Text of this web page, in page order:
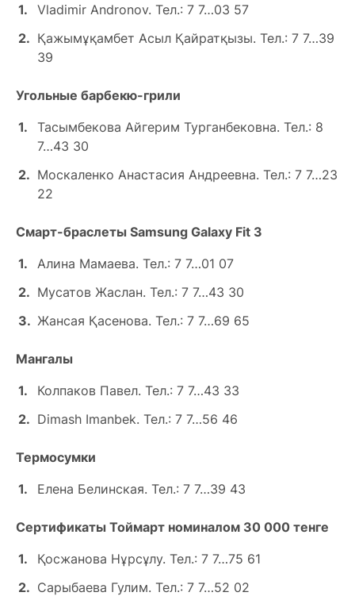
Vladimir Andronov. Тел.: 7 7…03 57
Қажымұқамбет Асыл Қайратқызы. Тел.: 7 7…39
39
Угольные барбекю-грили
Тасымбекова Айгерим Турганбековна. Тел.: 8
7…43 30
Москаленко Анастасия Андреевна. Тел.: 7 7…23
22
Смарт-браслеты Samsung Galaxy Fit 3
Алина Мамаева. Тел.: 7 7…01 07
Мусатов Жаслан. Тел.: 7 7…43 30
Жансая Қасенова. Тел.: 7 7…69 65
Мангалы
Колпаков Павел. Тел.: 7 7…43 33
Dimash Imanbek. Тел.: 7 7…56 46
Термосумки
Елена Белинская. Тел.: 7 7…39 43
Сертификаты Тоймарт номиналом 30 000 тенге
Қосжанова Нұрсұлу. Тел.: 7 7…75 61
Сарыбаева Гулим. Тел.: 7 7…52 02